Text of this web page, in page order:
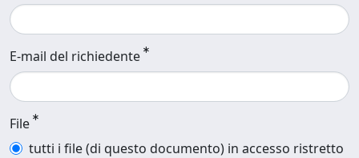
E-mail del richiedente
File
tutti i file (di questo documento) in accesso ristretto